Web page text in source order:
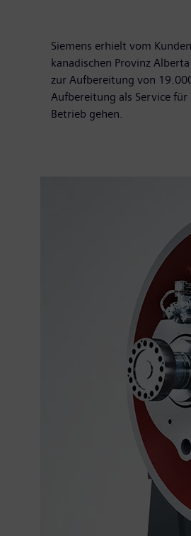
Siemens erhielt vom
kanadischen Provinz
zur Aufbereitung von
Aufbereitung als Service
Betrieb gehen.